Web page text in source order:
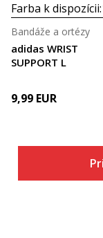
Farba k dispozícii:
adidas WRIST
SUPPORT L
Bandáže a ortézy
9,99 EUR